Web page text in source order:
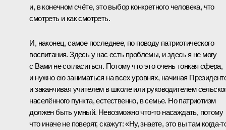
и, в конечном счёте, это выбор конкретного человека, что
смотреть и как смотреть.
И, наконец, самое последнее, по поводу патриотического
воспитания. Здесь у нас есть проблемы, и здесь я не могу
с Вами не согласиться. Потому что это очень тонкая сфера,
и нужно ею заниматься на всех уровнях, начиная
и заканчивая учителем в школе или руководителем
населённого пункта, естественно, в семье. Но патриотизм
должен быть умный. Невозможно что‑то насаждать, потому
что иначе не поверят, скажут: «Ну, знаете, это вы там